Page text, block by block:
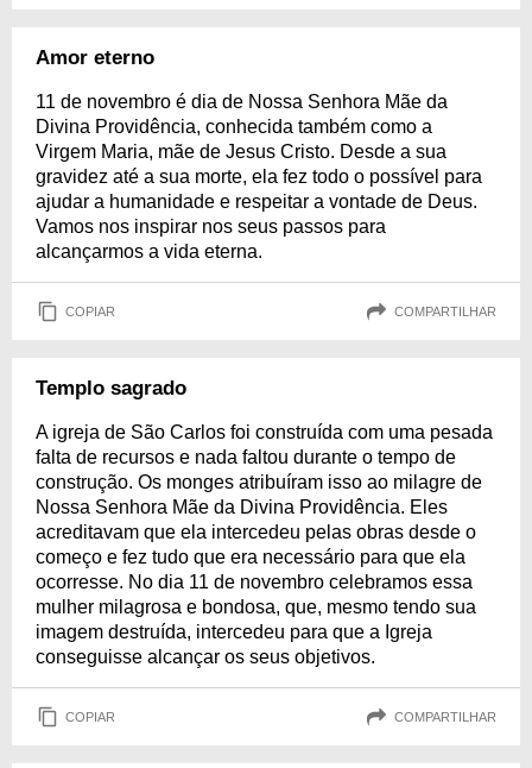
Amor eterno
11 de novembro é dia de Nossa Senhora Mãe da
Divina Providência, conhecida também como a
Virgem Maria, mãe de Jesus Cristo. Desde a sua
gravidez até a sua morte, ela fez todo o possível para
ajudar a humanidade e respeitar a vontade de Deus.
Vamos nos inspirar nos seus passos para
alcançarmos a vida eterna.
COPIAR COMPARTILHAR
Templo sagrado
A igreja de São Carlos foi construída com uma pesada
falta de recursos e nada faltou durante o tempo de
construção. Os monges atribuíram isso ao milagre de
Nossa Senhora Mãe da Divina Providência. Eles
acreditavam que ela intercedeu pelas obras desde o
começo e fez tudo que era necessário para que ela
ocorresse. No dia 11 de novembro celebramos essa
mulher milagrosa e bondosa, que, mesmo tendo sua
imagem destruída, intercedeu para que a Igreja
conseguisse alcançar os seus objetivos.
COPIAR COMPARTILHAR